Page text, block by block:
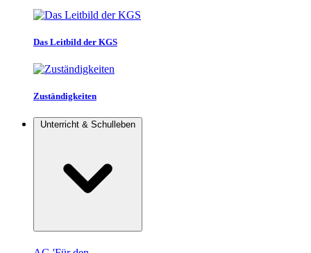
Das Leitbild der KGS
Zuständigkeiten
Unterricht & Schulleben